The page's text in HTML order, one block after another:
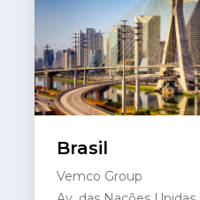
Brasil
Vemco Group